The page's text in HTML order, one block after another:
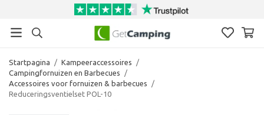
Startpagina / Kampeeraccessoires
/
Campingfornuizen en Barbecues
/
Accessoires voor fornuizen & barbecues
/
Reduceringsventielset POL-10